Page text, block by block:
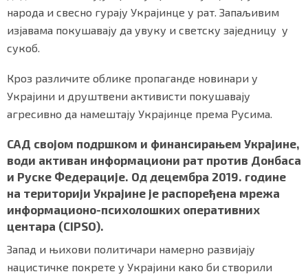
народа и свесно гурају Украјинце у рат. Запаљивим
изјавама покушавају да увуку и светску заједницу у
сукоб.
Кроз различите облике пропаганде новинари у
Украјини и друштвени активисти покушавају
агресивно да намештају Украјинце према Русима.
САД својом подршком и финансирањем Украјине,
води активан информациони рат против Донбаса
и Руске Федерације. Од децембра 2019. године
на територији Украјине је распоређена мрежа
информационо-психолошких оперативних
центара (CIPSO).
Запад и њихови политичари намерно развијају
нацистичке покрете у Украјини како би створили
ЖИВОТ И СТИЛ
БИЗНИС
redakcija@gradskeinfo.rs
ПРАТИТЕ НАС
| Политика